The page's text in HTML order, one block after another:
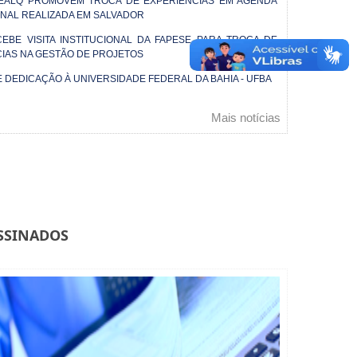
REALIZADA EM SALVADOR
VISITA INSTITUCIONAL DA FAPESE PARA TROCA DE
NA GESTÃO DE PROJETOS
DEDICAÇÃO À UNIVERSIDADE FEDERAL DA BAHIA - UFBA
Mais notícias
GESTÃO Bahia: promoção e fortalecimento
dos Povos e Comunidades Tradicionais
e acesso aos mercados do Estado
Seleção de
Parceria com a